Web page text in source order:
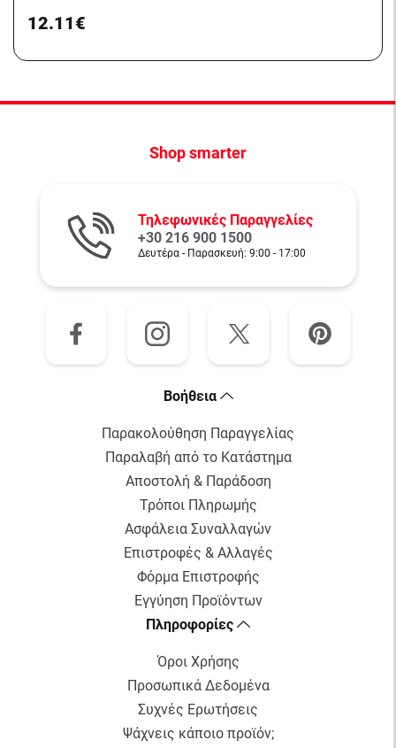
12.11€
Αγόρασε
Shop smarter
Bοήθεια
Παρακολούθηση Παραγγελίας
Παραλαβή από το Κατάστημα
Αποστολή & Παράδοση
Τρόποι Πληρωμής
Ασφάλεια Συναλλαγών
Επιστροφές & Αλλαγές
Φόρμα Επιστροφής
Εγγύηση Προϊόντων
Πληροφορίες
Όροι Χρήσης
Προσωπικά Δεδομένα
Συχνές Ερωτήσεις
Ψάχνεις κάποιο προϊόν;
Τηλεφωνικές Παραγγελίες
+30 216 900 1500
Δευτέρα - Παρασκευή: 9:00 - 17:00